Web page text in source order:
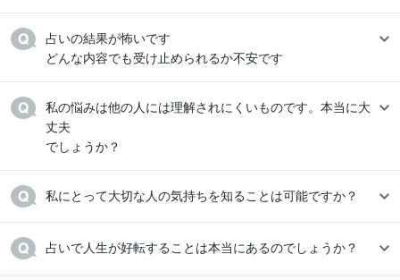
占いの結果が怖いです
どんな内容でも受け止められるか不安です
私の悩みは他の人には理解されにくいものです。本当に大
丈夫
でしょうか？
私にとって大切な人の気持ちを知ることは可能ですか？
占いで人生が好転することは本当にあるのでしょうか？